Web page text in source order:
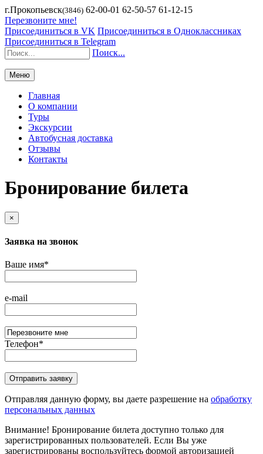
г.Прокопьевск(3846) 62-00-01 62-50-57 61-12-15
Перезвоните мне!
Присоединиться в VK Присоединиться в Одноклассниках
Присоединиться в Telegram
Поиск...
Меню
Главная
О компании
Туры
Экскурсии
Автобусная доставка
Отзывы
Контакты
Бронирование билета
×
Заявка на звонок
Ваше имя*
e-mail
Телефон*
Отправляя данную форму, вы даете разрешение на обработку
персональных данных
Внимание! Бронирование билета доступно только для
зарегистрированных пользователей. Если Вы уже
зарегистрированы воспользуйтесь формой авторизацией